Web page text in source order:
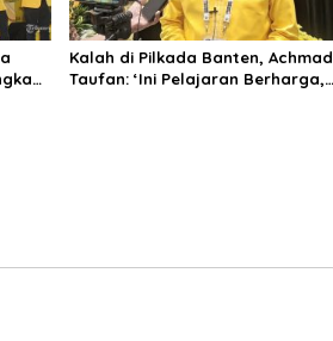
Kalah di Pilkada Banten, Achmad
Taufan: ‘Ini Pelajaran Berharga,